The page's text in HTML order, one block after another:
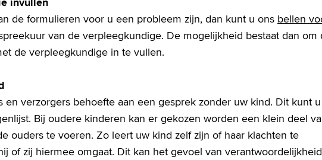
de formulieren voor u een probleem zijn, dan kunt u ons bellen
van de verpleegkundige. De mogelijkheid bestaat dan om
de verpleegkundige in te vullen.
en verzorgers behoefte aan een gesprek zonder uw kind. Dit kunt u
Bij oudere kinderen kan er gekozen worden een klein deel
ouders te voeren. Zo leert uw kind zelf zijn of haar klachten te
of zij hiermee omgaat. Dit kan het gevoel van verantwoordelijkheid